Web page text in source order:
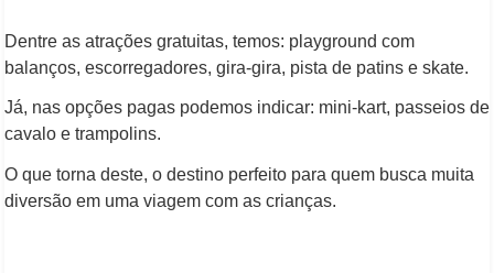
Dentre as atrações gratuitas, temos: playground com
balanços, escorregadores, gira-gira, pista de patins e skate.
Já, nas opções pagas podemos indicar: mini-kart, passeios de
cavalo e trampolins.
O que torna deste, o destino perfeito para quem busca muita
diversão em uma viagem com as crianças.